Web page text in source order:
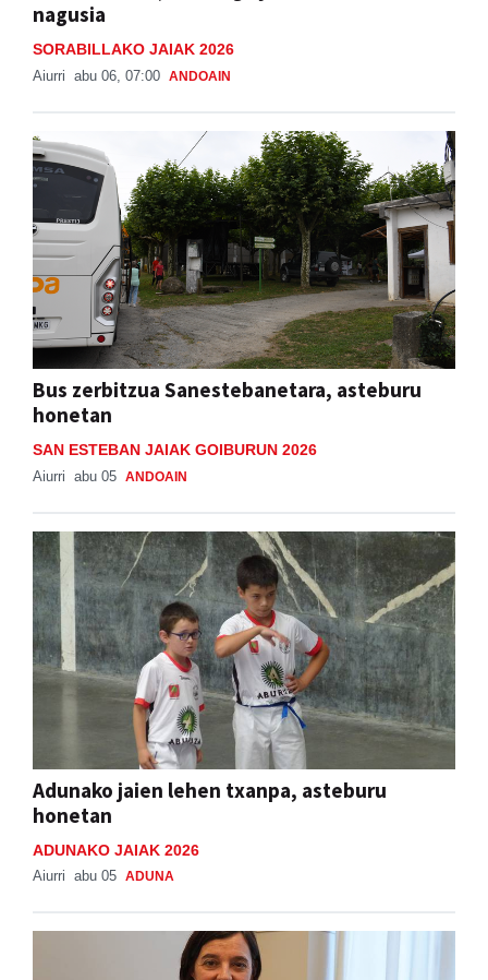
nagusia
SORABILLAKO JAIAK 2026
Aiurri abu 06, 07:00 ANDOAIN
Bus zerbitzua Sanestebanetara, asteburu
honetan
SAN ESTEBAN JAIAK GOIBURUN 2026
Aiurri abu 05 ANDOAIN
Adunako jaien lehen txanpa, asteburu
honetan
ADUNAKO JAIAK 2026
Aiurri abu 05 ADUNA